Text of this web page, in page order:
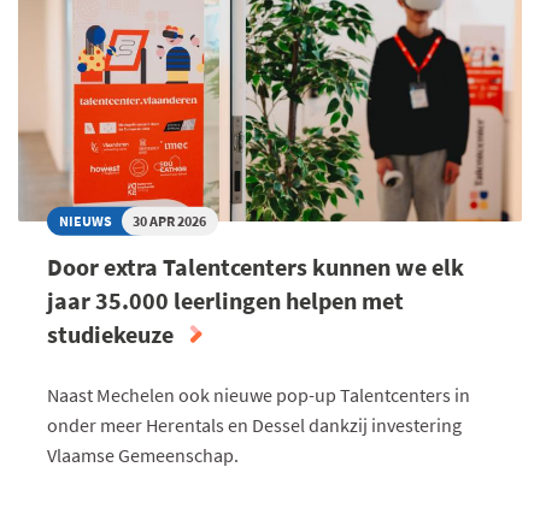
NIEUWS 30 APR 2026
Door extra Talentcenters kunnen we elk
jaar 35.000 leerlingen helpen met
studiekeuze
Naast Mechelen ook nieuwe pop-up Talentcenters in
onder meer Herentals en Dessel dankzij investering
Vlaamse Gemeenschap.